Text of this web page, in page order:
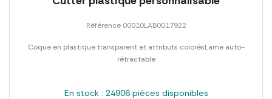
Référence 00010LAB0017922
Coque en plastique transparent et attributs colorésLame auto-
rétractable
En stock : 24906 pièces disponibles